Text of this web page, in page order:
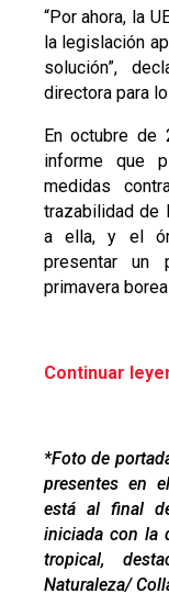
“Por ahora, la
la legislación
solución”,
directora para
En octubre de
informe que
medidas
trazabilidad de
a ella, y el
presentar un
primavera
Continuar
*Foto de
presentes en
está al final
iniciada con la
tropical,
Naturaleza/